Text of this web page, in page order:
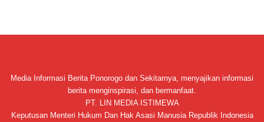
Media Informasi Berita Ponorogo dan Sekitarnya, menyajikan informasi
berita menginspirasi, dan bermanfaat.
PT. LIN MEDIA ISTIMEWA
Keputusan Menteri Hukum Dan Hak Asasi Manusia Republik Indonesia